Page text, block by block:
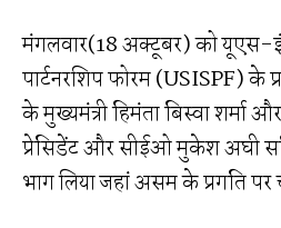
मंगलवार(18 अक्टूबर) को यूएस-
पार्टनरशिप फोरम (USISPF) के
के मुख्यमंत्री हिमंता बिस्वा
प्रेसिडेंट और सीईओ मुकेश अघी
भाग लिया जहां असम के प्रगति पर